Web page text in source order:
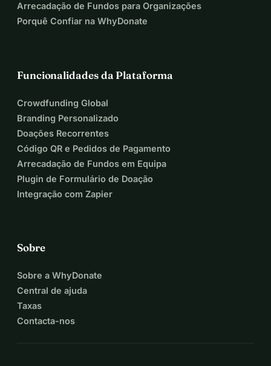
Arrecadação de Fundos para Organizações
Porquê Confiar na WhyDonate
Funcionalidades da Plataforma
Crowdfunding Global
Branding Personalizado
Doações Recorrentes
Código QR e Pedidos de Pagamento
Arrecadação de Fundos em Equipa
Plugin de Formulário de Doação
Integração com Zapier
Sobre
Sobre a WhyDonate
Central de ajuda
Taxas
Contacta-nos